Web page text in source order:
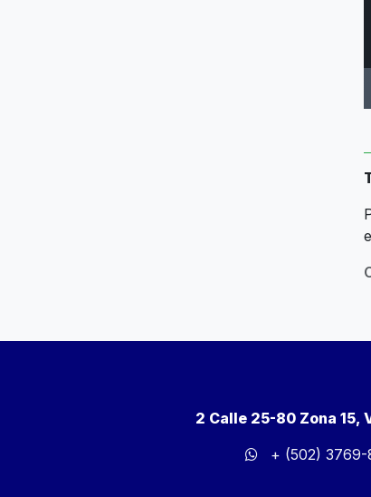
2 Calle 25-80 Zona 15,
+ (502) 3769-